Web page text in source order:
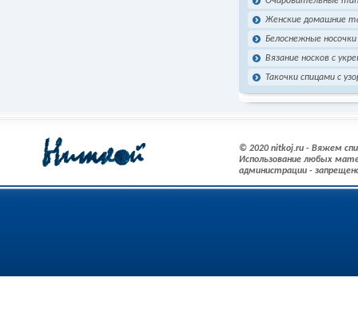
Женские домашние
Белоснежные
Вязание носков с
Такочки спицами с
© 2020 nitkoj.ru - Вяжем
Использование любых
администрации -